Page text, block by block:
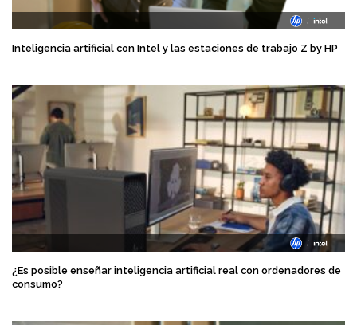
Inteligencia artificial con Intel y las estaciones de trabajo Z by HP
¿Es posible enseñar inteligencia artificial real con ordenadores de
consumo?